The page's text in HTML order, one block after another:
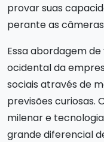
provar suas
perante as
Essa abordagem
ocidental da
sociais através de
previsões curiosas.
milenar e
grande diferencial